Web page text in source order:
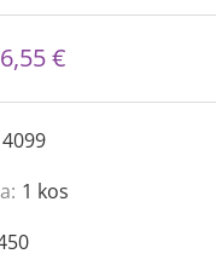
€
1 kos